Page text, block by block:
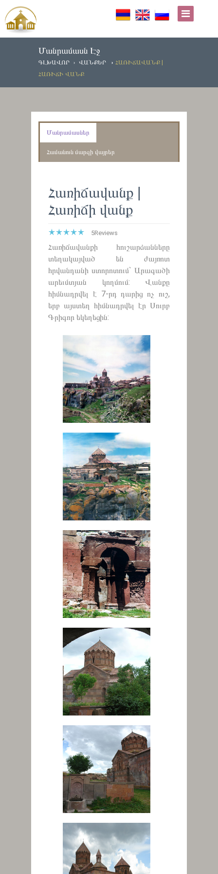
Մանրամասն Էջ
ԳԼԽԱՎՈՐ ՎԱՆՔԵՐ
ՀԱՌԻՃԱՎԱՆՔ |
ՀԱՌԻՃԻ ՎԱՆՔ
Մանրամասներ
Համանուն մարզի վայրեր
Հառիճավանք |
Հառիճի վանք
5Reviews
Հառիճավանքի հուշարձանները
տեղակայված են ժայռոտ
հրվանդանի ստորոտում` Արագածի
արեւմտյան կողմում: Վանքը
հիմնադրվել է 7-րդ դարից ոչ ուշ,
երբ այստեղ հիմնադրվել էր Սուրբ
Գրիգոր եկեղեցին: